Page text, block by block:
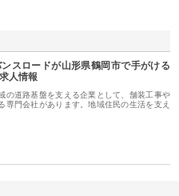
スロードが山形県鶴岡市で手がける
人情報
の道路基盤を支える企業として、舗装工事や
専門会社があります。地域住民の生活を支え